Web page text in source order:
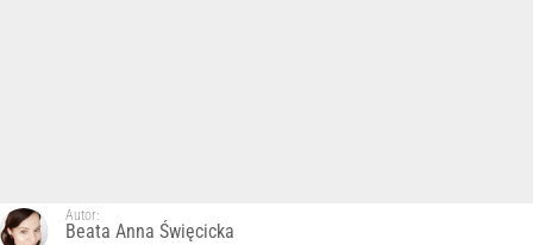
Autor:
Beata Anna Święcicka